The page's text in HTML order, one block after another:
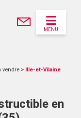
MENU
vendre > Ille-et-Vilaine
en